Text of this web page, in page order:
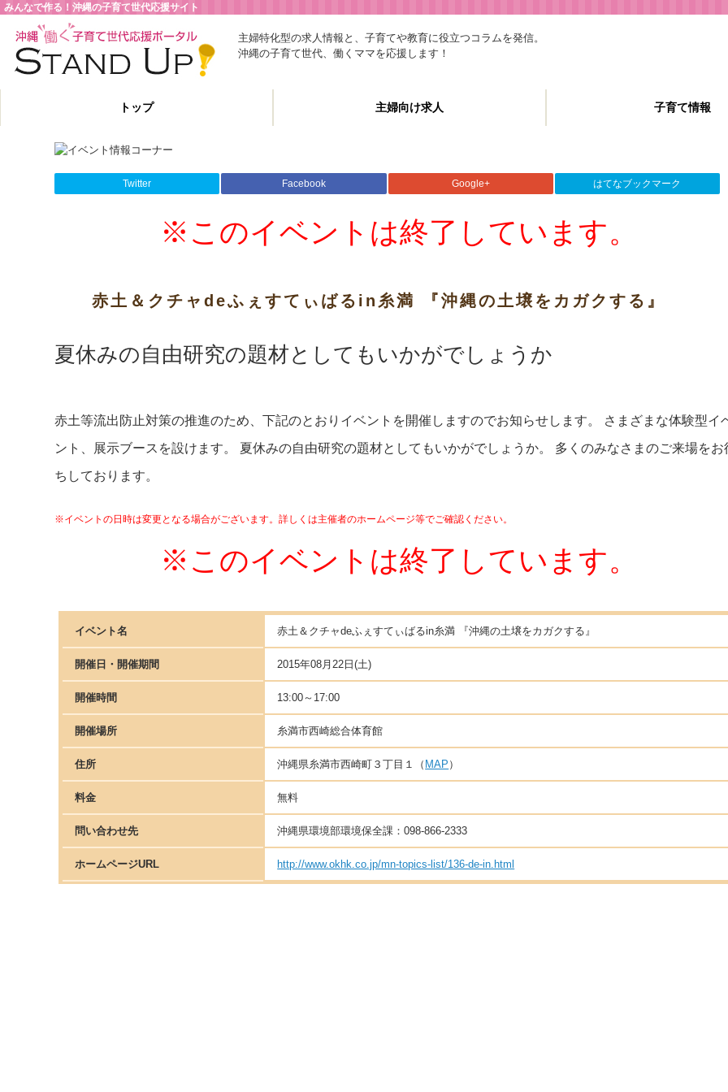
みんなで作る！沖縄の子育て世代応援サイト
主婦特化型の求人情報と、子育てや教育に役立つコラムを発信。
沖縄の子育て世代、働くママを応援します！
トップ 主婦向け求人 子育て情報
Twitter Facebook Google+ はてなブックマーク
※このイベントは終了しています。
赤土＆クチャdeふぇすてぃばるin糸満 『沖縄の土壌をカガクする』
夏休みの自由研究の題材としてもいかがでしょうか
赤土等流出防止対策の推進のため、下記のとおりイベントを開催しますのでお知らせします。 さまざまな体験型イ
ント、展示ブースを設けます。 夏休みの自由研究の題材としてもいかがでしょうか。 多くのみなさまのご来場をお
ちしております。
※イベントの日時は変更となる場合がございます。詳しくは主催者のホームページ等でご確認ください。
※このイベントは終了しています。
イベント名 赤土＆クチャdeふぇすてぃばるin糸満 『沖縄の土壌をカガクする』
開催日・開催期間 2015年08月22日(土)
開催時間 13:00～17:00
開催場所 糸満市西崎総合体育館
住所 沖縄県糸満市西崎町３丁目１（ MAP ）
料金 無料
問い合わせ先 沖縄県環境部環境保全課：098-866-2333
ホームページURL http://www.okhk.co.jp/mn-topics-list/136-de-in.html